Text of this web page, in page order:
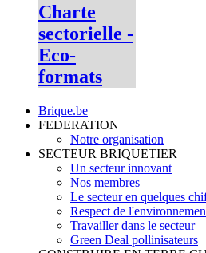
Charte
sectorielle -
Eco-
formats
Brique.be
FEDERATION
Notre organisation
SECTEUR BRIQUETIER
Un secteur innovant
Nos membres
Le secteur en quelques
Respect de
Travailler dans le secteur
Green Deal pollinisateurs